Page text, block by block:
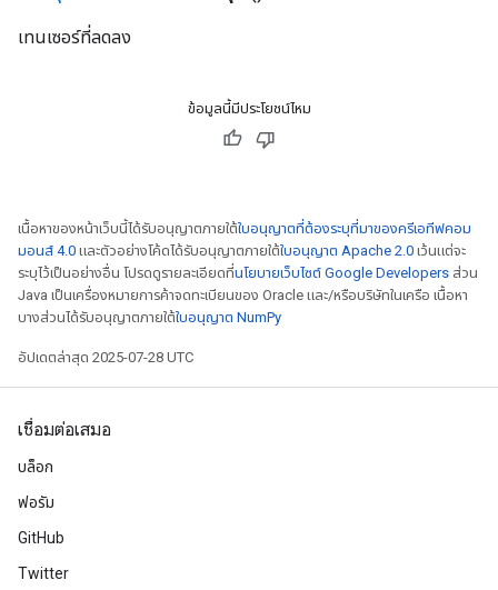
เทนเซอร์ที่ลดลง
ข้อมูลนี้มีประโยชน์ไหม
เนื้อหาของหน้าเว็บนี้ได้รับอนุญาตภายใต้ใบอนุญาตที่ต้องระบุที่มาของครีเอทีฟคอม
มอนส์ 4.0 และตัวอย่างโค้ดได้รับอนุญาตภายใต้ใบอนุญาต Apache 2.0 เว้นแต่จะ
ระบุไว้เป็นอย่างอื่น โปรดดูรายละเอียดที่นโยบายเว็บไซต์ Google Developers ส่วน
Java เป็นเครื่องหมายการค้าจดทะเบียนของ Oracle และ/หรือบริษัทในเครือ เนื้อหา
บางส่วนได้รับอนุญาตภายใต้ใบอนุญาต NumPy
อัปเดตล่าสุด 2025-07-28 UTC
เชื่อมต่อเสมอ
บล็อก
ฟอรัม
GitHub
Twitter